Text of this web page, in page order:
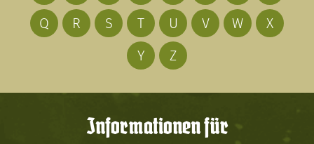
Q
R S T U V W
X
Y
Z
Informationen für